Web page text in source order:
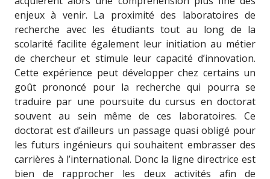
enjeux à venir. La proximité des laboratoires de
recherche avec les étudiants tout au long de la
scolarité facilite également leur initiation au métier
de chercheur et stimule leur capacité d’innovation.
Cette expérience peut développer chez certains un
goût prononcé pour la recherche qui pourra se
traduire par une poursuite du cursus en doctorat
souvent au sein même de ces laboratoires. Ce
doctorat est d’ailleurs un passage quasi obligé pour
les futurs ingénieurs qui souhaitent embrasser des
carrières à l’international. Donc la ligne directrice est
bien de rapprocher les deux activités afin de